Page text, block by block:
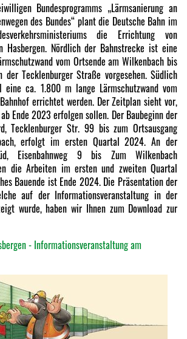
Bundesprogramms „Lärmsanierung an
des Bundes“ plant die Deutsche Bahn im
die Errichtung von
Hasbergen. Nördlich der Bahnstrecke ist eine
vom Ortsende am Wilkenbach bis
der Tecklenburger Straße vorgesehen. Südlich
eine ca. 1.800 m lange Lärmschutzwand vom
errichtet werden. Der Zeitplan sieht vor,
Ende 2023 erfolgen sollen. Der Baubeginn der
Tecklenburger Str. 99 bis zum Ortsausgang
erfolgt im ersten Quartal 2024. An der
Eisenbahnweg 9 bis Zum Wilkenbach
die Arbeiten im ersten und zweiten Quartal
Bauende ist Ende 2024. Die Präsentation der
auf der Informationsveranstaltung in der
wurde, haben wir Ihnen zum Download zur
- Informationsveranstaltung am